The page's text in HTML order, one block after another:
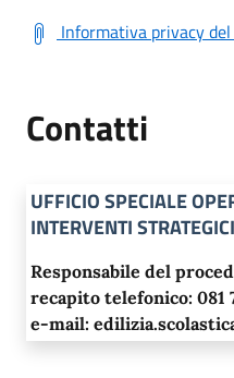
Informativa privacy
Contatti
UFFICIO SPECIALE
INTERVENTI STRATEGICI
Responsabile del
recapito telefonico: 081
e-mail: